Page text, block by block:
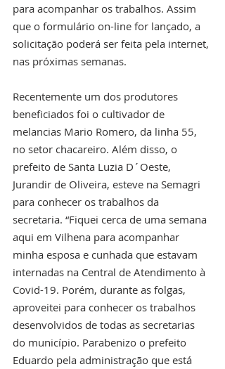
para acompanhar os trabalhos. Assim
que o formulário on-line for lançado, a
solicitação poderá ser feita pela internet,
nas próximas semanas.
Recentemente um dos produtores
beneficiados foi o cultivador de
melancias Mario Romero, da linha 55,
no setor chacareiro. Além disso, o
prefeito de Santa Luzia D´Oeste,
Jurandir de Oliveira, esteve na Semagri
para conhecer os trabalhos da
secretaria. “Fiquei cerca de uma semana
aqui em Vilhena para acompanhar
minha esposa e cunhada que estavam
internadas na Central de Atendimento à
Covid-19. Porém, durante as folgas,
aproveitei para conhecer os trabalhos
desenvolvidos de todas as secretarias
do município. Parabenizo o prefeito
Eduardo pela administração que está